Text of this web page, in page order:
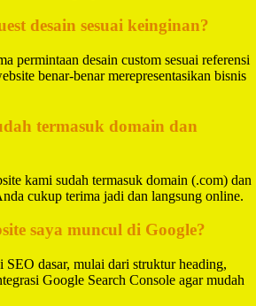
desain sesuai keinginan?
permintaan desain custom sesuai referensi
benar-benar merepresentasikan bisnis
termasuk domain dan
kami sudah termasuk domain (.com) dan
cukup terima jadi dan langsung online.
saya muncul di Google?
dasar, mulai dari struktur heading,
Google Search Console agar mudah